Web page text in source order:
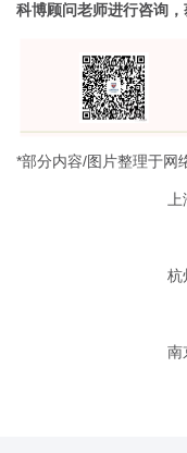
科博顾问老师进行咨询，
*部分内容/图片整理于网
杭
南